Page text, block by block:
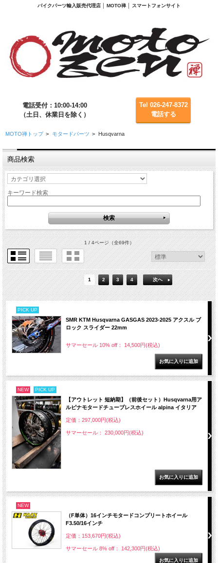
バイクパーツ輸入販売代理店 │ MOTO禅 │ スマートフォンサイト
電話受付：10:00-14:00
（土日、休業日を除く）
Tel 026-247-8372
電話する
MOTO禅トップ > モタードパーツ > Husqvarna
商品検索
キーワード検索
1 / 4ページ（全69件）
1 2 3 4 次へ
PICK UP
SMR KTM Husqvarna GASGAS 2023-2025 アクスル ブ
ロック スライダー 22mm
サマーセール 10% off： 14,500円(税込)
NEW PICK UP
【アウトレット 短納期】（前後セット）Husqvarna用ア
ルピナモタードチューブレスホイール alpina イタリア
定価：297,000円(税込)
サマーセール： 230,000円(税込)
NEW
（F単体）16インチモタードコンプリートホイール
F3.50/16インチ
定価：153,670円(税込)
サマーセール 8% off： 142,300円(税込)